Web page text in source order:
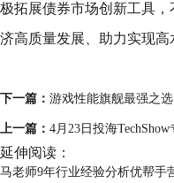
极拓展债券市场创新工具
济高质量发展、助力实现
下一篇： 游戏性能旗舰最强之
上一篇： 4月23日投海
延伸阅读：
马老师9年行业经验分析优帮手